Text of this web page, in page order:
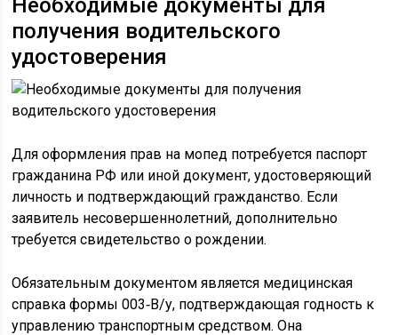
Необходимые документы для
получения водительского
удостоверения
Для оформления прав на мопед потребуется паспорт
гражданина РФ или иной документ, удостоверяющий
личность и подтверждающий гражданство. Если
заявитель несовершеннолетний, дополнительно
требуется свидетельство о рождении.
Обязательным документом является медицинская
справка формы 003‑В/у, подтверждающая годность к
управлению транспортным средством. Она